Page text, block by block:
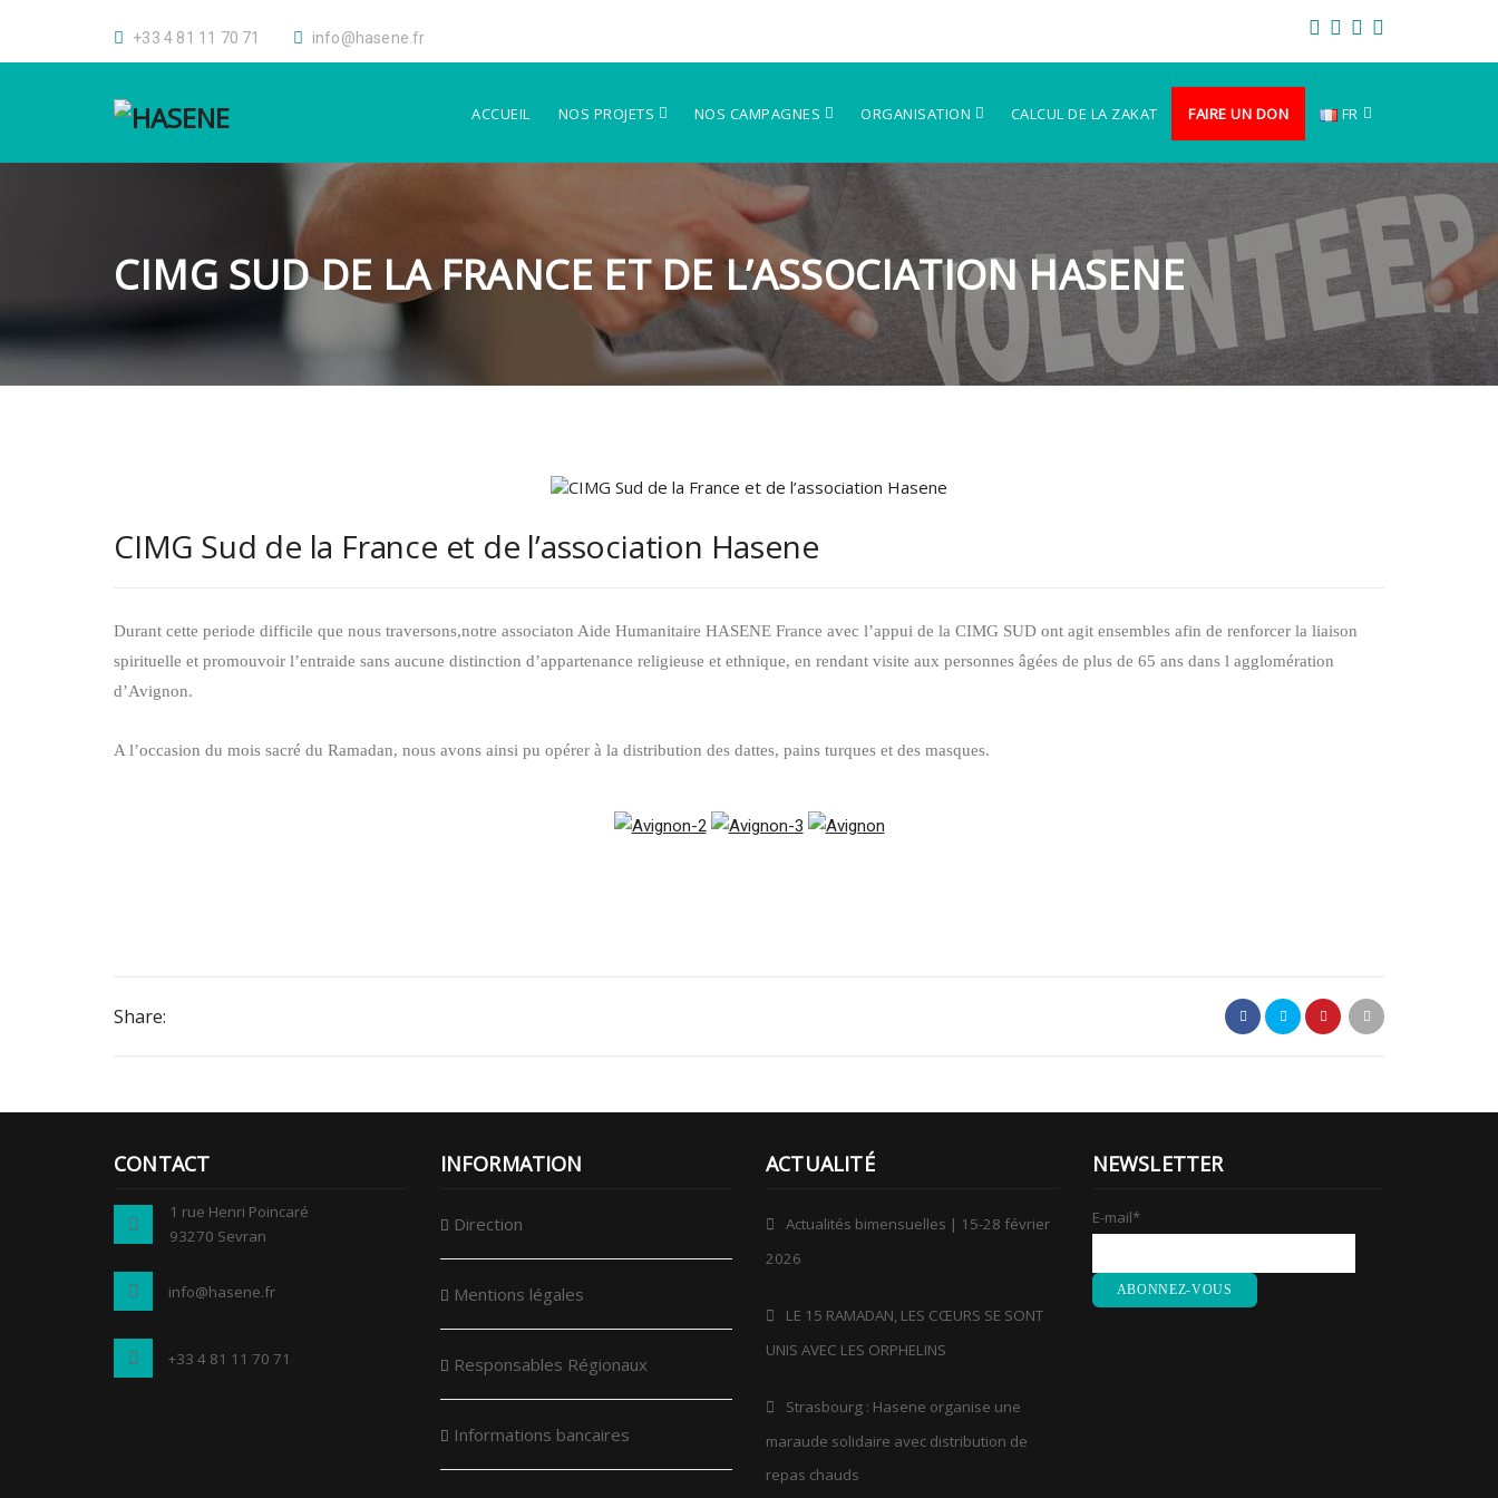
+33 4 81 11 70 71 info@hasene.fr
ACCUEIL NOS PROJETS NOS CAMPAGNES ORGANISATION CALCUL DE LA ZAKAT FAIRE UN DON FR
CIMG SUD DE LA FRANCE ET DE L’ASSOCIATION HASENE
CIMG Sud de la France et de l’association Hasene
Durant cette periode difficile que nous traversons,notre associaton Aide Humanitaire HASENE France avec l’appui de la CIMG SUD ont agit ensembles afin de renforcer la liaison
spirituelle et promouvoir l’entraide sans aucune distinction d’appartenance religieuse et ethnique, en rendant visite aux personnes âgées de plus de 65 ans dans l agglomération
d’Avignon.
A l’occasion du mois sacré du Ramadan, nous avons ainsi pu opérer à la distribution des dattes, pains turques et des masques.
Share:
CONTACT
1 rue Henri Poincaré
93270 Sevran
info@hasene.fr
+33 4 81 11 70 71
INFORMATION
Direction
Mentions légales
Responsables Régionaux
Informations bancaires
ACTUALITÉ
Actualités bimensuelles | 15-28 février
2026
LE 15 RAMADAN, LES CŒURS SE SONT
UNIS AVEC LES ORPHELINS
Strasbourg : Hasene organise une
maraude solidaire avec distribution de
repas chauds
NEWSLETTER
E-mail*